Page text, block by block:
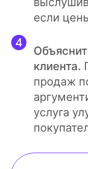
если
клиента.
продаж
услуга